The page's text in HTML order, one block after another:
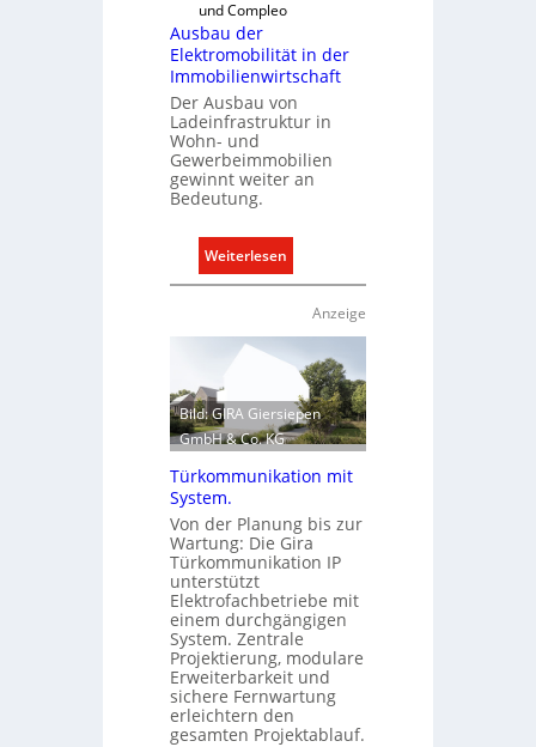
l
n
e
g
ü
d
und Compleo
Ausbau der
Elektromobilität in der
Immobilienwirtschaft
Der Ausbau von
Ladeinfrastruktur in
Wohn- und
Gewerbeimmobilien
gewinnt weiter an
Bedeutung.
Weiterlesen:
A
u
d
e
r
l
e
t
r
o
m
o
b
Anzeige
Bild: GIRA Giersiepen
GmbH & Co. KG
Türkommunikation mit
System.
Von der Planung bis zur
Wartung: Die Gira
Türkommunikation IP
unterstützt
Elektrofachbetriebe mit
einem durchgängigen
System. Zentrale
Projektierung, modulare
Erweiterbarkeit und
sichere Fernwartung
erleichtern den
gesamten Projektablauf.